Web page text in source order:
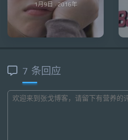
1月9日 · 2016年
7 条回应